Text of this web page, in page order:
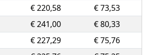
€ 220,58
€ 73,53
€ 241,00
€ 80,33
€ 227,29
€ 75,76